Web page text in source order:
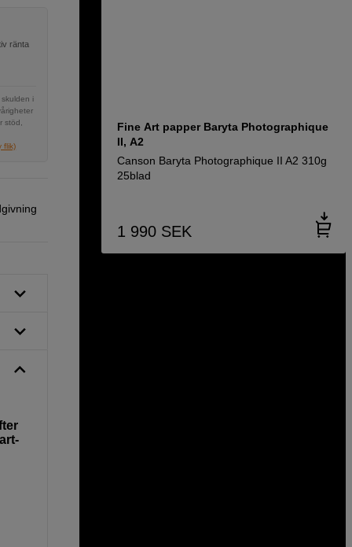
ränta
i
stöd,
flik)
Fine Art papper Baryta Photographique
II, A2
Canson Baryta Photographique II A2 310g
25blad
1 990 SEK